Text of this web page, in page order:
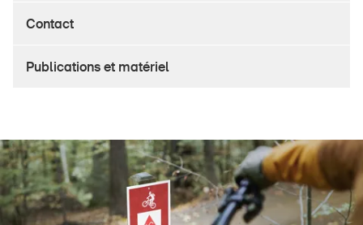
Contact et conseil
Contact
Publications et matériel